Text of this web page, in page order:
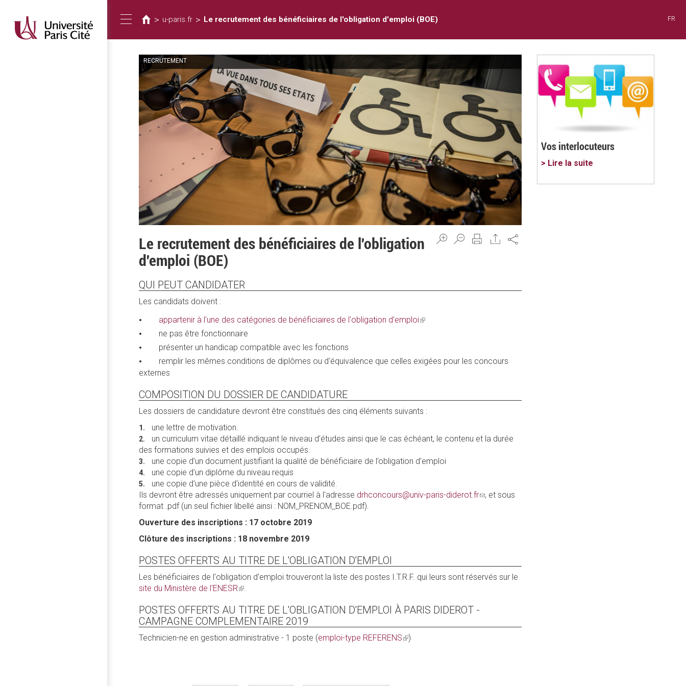
Toggle
navigation
在
這
> u-paris.fr > Le recrutement des bénéficiaires de l'obligation d'emploi (BOE) FR
RECRUTEMENT
Share
Le recrutement des bénéficiaires de l'obligation
d'emploi (BOE)
QUI PEUT CANDIDATER
Les candidats doivent :
appartenir à l'une des catégories de bénéficiaires de l'obligation d'emploi(link
ne pas être fonctionnaire
présenter un handicap compatible avec les fonctions
remplir les mêmes conditions de diplômes ou d'équivalence que celles exigées pour les concours
externes
COMPOSITION DU DOSSIER DE CANDIDATURE
Les dossiers de candidature devront être constitués des cinq éléments suivants :
une lettre de motivation.
un curriculum vitae détaillé indiquant le niveau d’études ainsi que le cas échéant, le contenu et la durée
des formations suivies et des emplois occupés.
une copie d’un document justifiant la qualité de bénéficiaire de l’obligation d’emploi
une copie d'un diplôme du niveau requis
une copie d'une pièce d'identité en cours de validité.
Ils devront être adressés uniquement par courriel à l'adresse drhconcours@univ-paris-diderot.fr(link, et sous
format .pdf (un seul fichier libellé ainsi : NOM_PRENOM_BOE.pdf).
Ouverture des inscriptions : 17 octobre 2019
Clôture des inscriptions : 18 novembre 2019
POSTES OFFERTS AU TITRE DE L'OBLIGATION D'EMPLOI
Les bénéficiaires de l'obligation d'emploi trouveront la liste des postes I.T.R.F. qui leurs sont réservés sur le
site du Ministère de l'ENESR(link
external)
POSTES OFFERTS AU TITRE DE L'OBLIGATION D'EMPLOI À PARIS DIDEROT -
CAMPAGNE COMPLEMENTAIRE 2019
Technicien-ne en gestion administrative - 1 poste (emploi-type REFERENS(link
)
Vos interlocuteurs
> Lire la suite